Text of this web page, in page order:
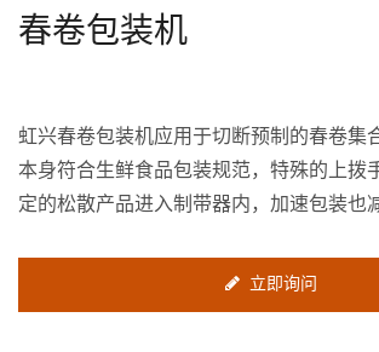
春卷包装机
虹兴春卷包装机应用于切断预制的春卷集
本身符合生鲜食品包装规范，特殊的上拨
定的松散产品进入制带器内，加速包装也
立即询问